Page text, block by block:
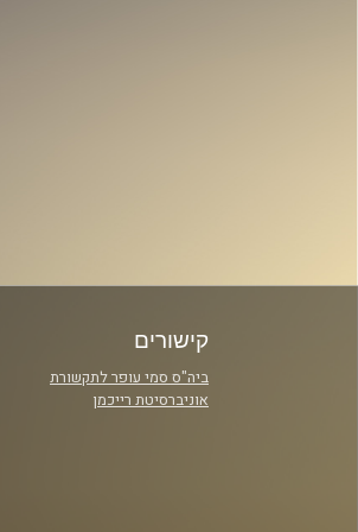
קישורים
ביה"ס סמי עופר לתקשורת
אוניברסיטת רייכמן